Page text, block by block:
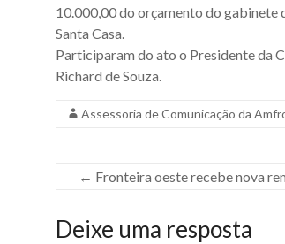
10.000,00 do orçamento do gabinete
Santa Casa.
Participaram do ato o Presidente da
Richard de Souza.
Assessoria de Comunicação da
← Fronteira oeste recebe nova
Deixe uma resposta